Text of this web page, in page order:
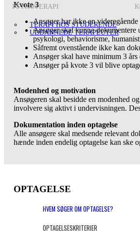
PSYKOTERAPI
TERAPI HOS STUDERENDE
UDDANNEDE TERAPEUTER
Kvote 3
Ansøger har ikke en
Ansøger skal kunne
psykologi, behaviorisme,
Såfremt ovenstående ikke kan
Ansøger skal have minimum 3
Ansøger på kvote 3 vil blive
Modenhed og motivation
Ansøgeren skal besidde en modenhed
involvere sig aktivt i undervisningen.
Dokumentation inden optagelse
Alle ansøgere skal medsende relevant
hænde inden endelig optagelse kan ske
OPTAGELSE
HVEM SØGER OM OPTAGELSE?
OPTAGELSESKRITERIER